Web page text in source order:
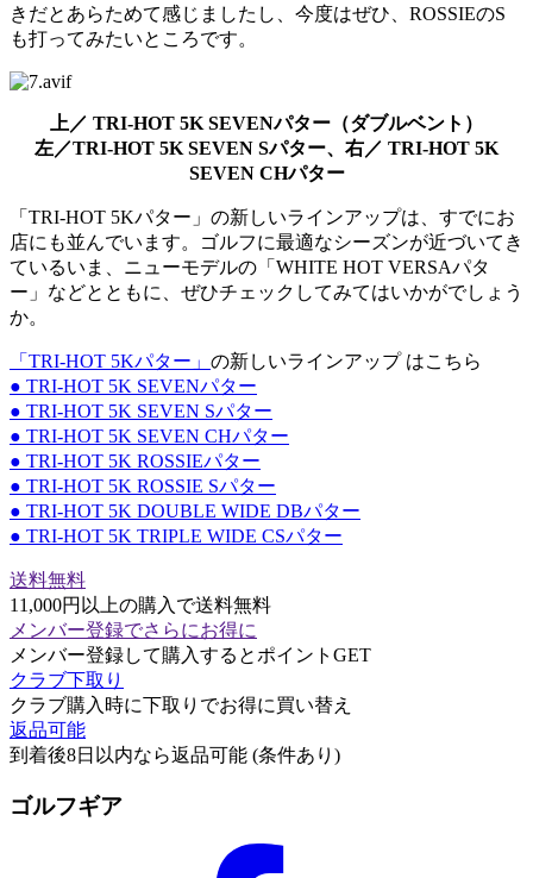
きだとあらためて感じましたし、今度はぜひ、ROSSIEのS
も打ってみたいところです。
上／ TRI-HOT 5K SEVENパター（ダブルベント）
左／TRI-HOT 5K SEVEN Sパター、右／ TRI-HOT 5K
SEVEN CHパター
「TRI-HOT 5Kパター」の新しいラインアップは、すでにお
店にも並んでいます。ゴルフに最適なシーズンが近づいてき
ているいま、ニューモデルの「WHITE HOT VERSAパタ
ー」などとともに、ぜひチェックしてみてはいかがでしょう
か。
「TRI-HOT 5Kパター」 の新しいラインアップ はこちら
● TRI-HOT 5K SEVENパター
● TRI-HOT 5K SEVEN Sパター
● TRI-HOT 5K SEVEN CHパター
● TRI-HOT 5K ROSSIEパター
● TRI-HOT 5K ROSSIE Sパター
● TRI-HOT 5K DOUBLE WIDE DBパター
● TRI-HOT 5K TRIPLE WIDE CSパター
送料無料
11,000円以上の購入で送料無料
メンバー登録でさらにお得に
メンバー登録して購入するとポイントGET
クラブ下取り
クラブ購入時に下取りでお得に買い替え
返品可能
到着後8日以内なら返品可能 (条件あり)
ゴルフギア